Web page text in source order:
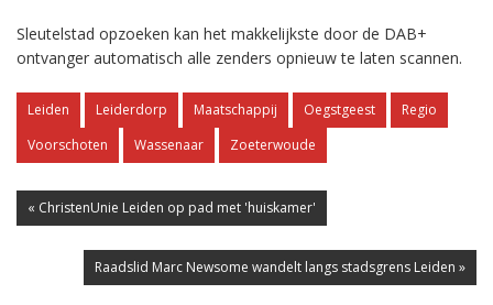
Sleutelstad opzoeken kan het makkelijkste door de DAB+
ontvanger automatisch alle zenders opnieuw te laten scannen.
Leiden Leiderdorp Maatschappij Oegstgeest
Regio
Voorschoten
Wassenaar Zoeterwoude
« ChristenUnie Leiden op pad met 'huiskamer'
Raadslid Marc Newsome wandelt langs stadsgrens Leiden »